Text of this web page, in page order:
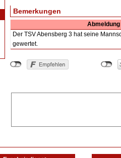
Bemerkungen
Der TSV Abensberg 3 hat seine
gewertet.